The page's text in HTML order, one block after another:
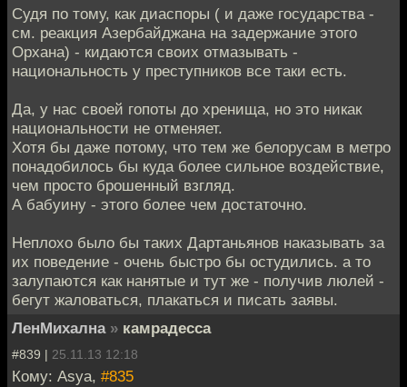
Судя по тому, как диаспоры ( и даже государства -
см. реакция Азербайджана на задержание этого
Орхана) - кидаются своих отмазывать -
национальность у преступников все таки есть.
Да, у нас своей гопоты до хренища, но это никак
национальности не отменяет.
Хотя бы даже потому, что тем же белорусам в метро
понадобилось бы куда более сильное воздействие,
чем просто брошенный взгляд.
А бабуину - этого более чем достаточно.
Неплохо было бы таких Дартаньянов наказывать за
их поведение - очень быстро бы остудились. а то
залупаются как нанятые и тут же - получив люлей -
бегут жаловаться, плакаться и писать заявы.
ЛенМихална » камрадесса
#839 | 25.11.13 12:18
Кому: Asya, #835